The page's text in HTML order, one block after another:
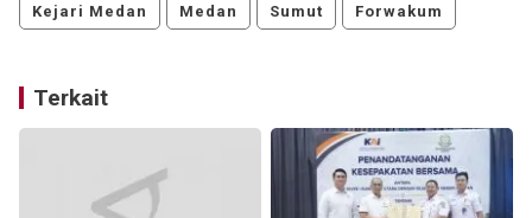
Kejari Medan Medan Sumut Forwakum
Terkait